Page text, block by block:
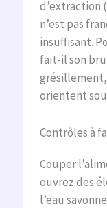
d’extraction
n’est pas
insuffisant.
fait-il son
orientent
Contrôles à
Couper
ouvrez des
l’eau